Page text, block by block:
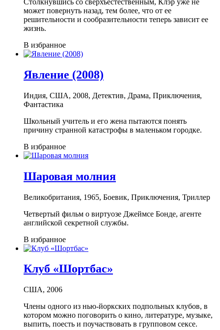
Столкнувшись со сверхъестественным, Клэр уже не
может повернуть назад, тем более, что от ее
решительности и сообразительности теперь зависит ее
жизнь.
В избранное
Явление (2008)
Индия, США, 2008, Детектив, Драма, Приключения,
Фантастика
Школьный учитель и его жена пытаются понять
причину странной катастрофы в маленьком городке.
В избранное
Шаровая молния
Великобритания, 1965, Боевик, Приключения, Триллер
Четвертый фильм о виртуозе Джеймсе Бонде, агенте
английской секретной службы.
В избранное
Клуб «Шортбас»
США, 2006
Члены одного из нью-йоркских подпольных клубов, в
котором можно поговорить о кино, литературе, музыке,
выпить, поесть и поучаствовать в групповом сексе.